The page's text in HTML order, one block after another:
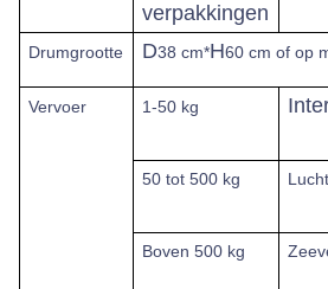
verpakkingen
Drumgrootte D38 cm*H60 cm of op
Vervoer 1-50 kg
50 tot 500 kg
Boven 500 kg